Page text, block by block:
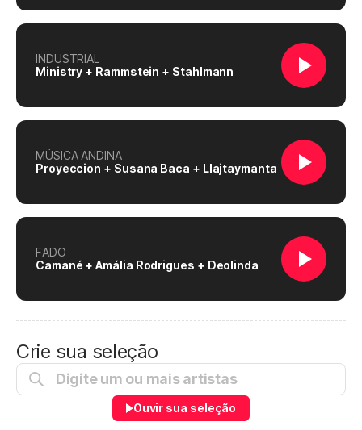
INDUSTRIAL
Ministry + Rammstein + Stahlmann
MÚSICA ANDINA
Proyeccion + Susana Baca + Llajtaymanta
FADO
Camané + Amália Rodrigues + Deolinda
Crie sua seleção
Ouvir sua seleção